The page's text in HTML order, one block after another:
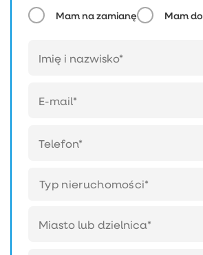
Mam na zamianę Mam
Typ nieruchomości*